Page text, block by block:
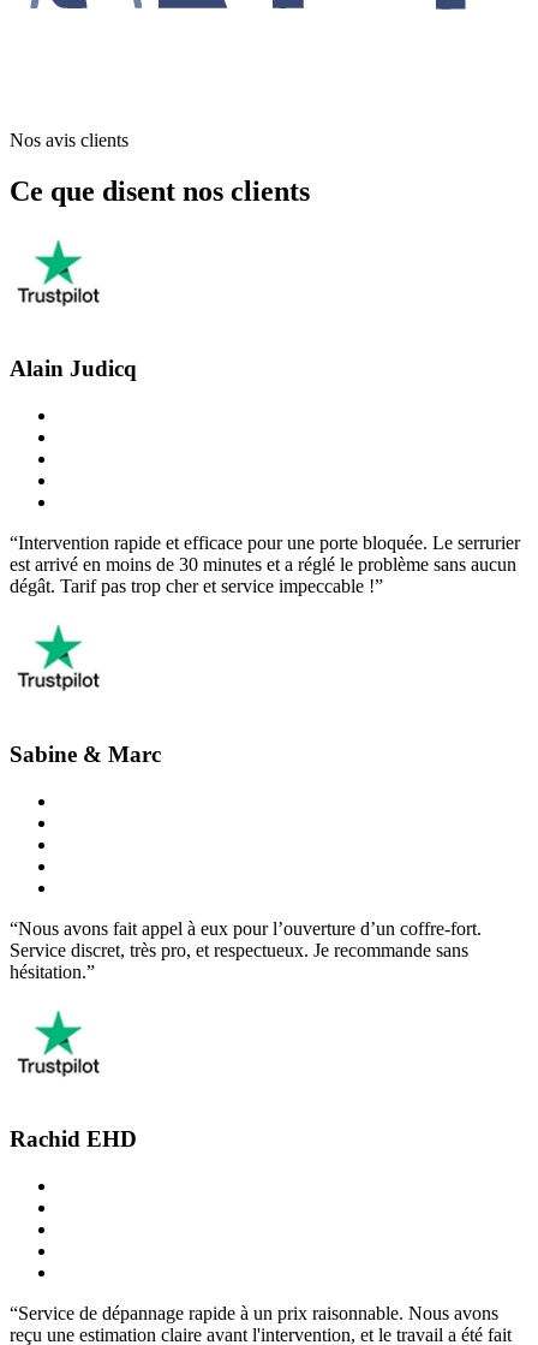
Nos avis clients
Ce que disent nos clients
Alain Judicq
“Intervention rapide et efficace pour une porte bloquée. Le serrurier
est arrivé en moins de 30 minutes et a réglé le problème sans aucun
dégât. Tarif pas trop cher et service impeccable !”
Sabine & Marc
“Nous avons fait appel à eux pour l’ouverture d’un coffre-fort.
Service discret, très pro, et respectueux. Je recommande sans
hésitation.”
Rachid EHD
“Service de dépannage rapide à un prix raisonnable. Nous avons
reçu une estimation claire avant l'intervention, et le travail a été fait